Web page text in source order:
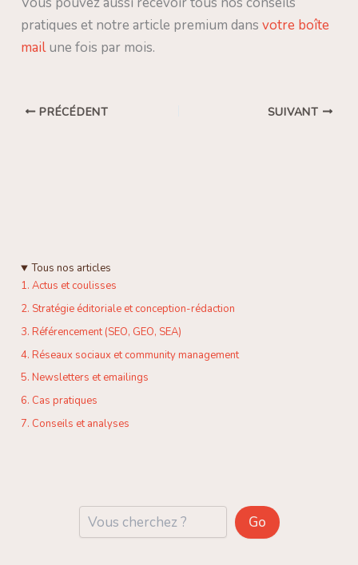
pratiques et notre article premium dansvotre boîte
mailune fois par mois.
PRÉCÉDENT SUIVANT
Tous nos articles
1. Actus et coulisses
2. Stratégie éditoriale et conception-rédaction
3. Référencement (SEO, GEO, SEA)
4. Réseaux sociaux et community management
5. Newsletters et emailings
6. Cas pratiques
7. Conseils et analyses
Go